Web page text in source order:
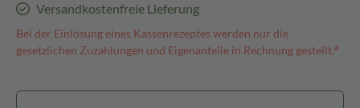
Versandkostenfreie Lieferung
Bei der Einlösung eines Kassenrezeptes werden nur die
gesetzlichen Zuzahlungen und Eigenanteile in Rechnung gestellt.⁴